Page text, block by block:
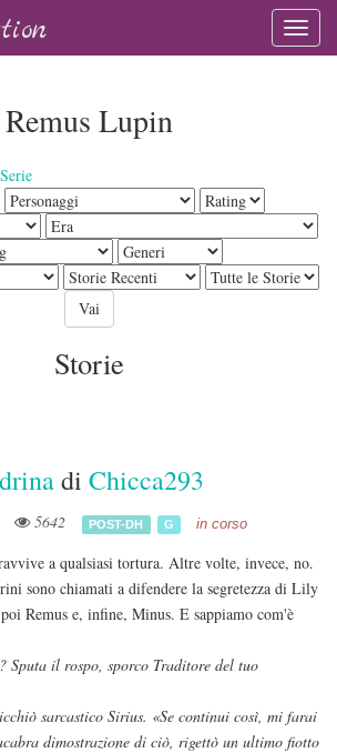
Remus Lupin
Storie
di Chicca293
5642 POST-DH G in corso
a qualsiasi tortura. Altre volte, invece, no.
sono chiamati a difendere la segretezza di Lily
Remus e, infine, Minus. E sappiamo com'è
Sputa il rospo, sporco Traditore del tuo
sarcastico Sirius. «Se continui così, mi farai
dimostrazione di ciò, rigettò un ultimo fiotto